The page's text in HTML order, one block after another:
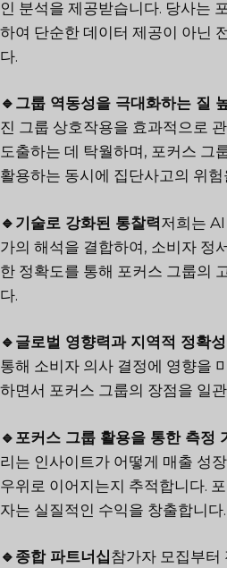
인 분석을 제공받습니다. 당사는
하여 단순한 데이터 제공이 아닌
다.
🔹그룹 역동성을 극대화하는 질
진 그룹 상호작용을 효과적으로
도출하는 데 탁월하며, 포커스 그
활용하는 동시에 집단사고의 위
🔹기술로 강화된 통찰력저희는
가의 해석을 결합하여, 소비자 정
한 정확도를 통해 포커스 그룹의
다.
🔹글로벌 영향력과 지역적 정확성
통해 소비자 의사 결정에 영향을
하면서 포커스 그룹의 장점을 일
🔹포커스 그룹 활용을 통한 측정
리는 인사이트가 어떻게 매출 성
우위로 이어지는지 추적합니다.
자는 실질적인 수익을 창출합니다.
🔹종합 파트너십참가자 모집부터